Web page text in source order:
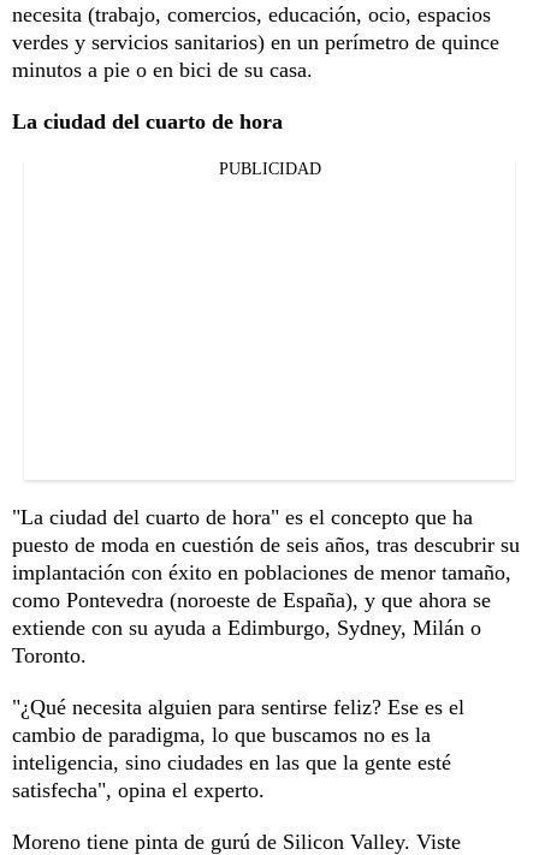
necesita (trabajo, comercios, educación, ocio, espacios
verdes y servicios sanitarios) en un perímetro de quince
minutos a pie o en bici de su casa.
La ciudad del cuarto de hora
PUBLICIDAD
"La ciudad del cuarto de hora" es el concepto que ha
puesto de moda en cuestión de seis años, tras descubrir su
implantación con éxito en poblaciones de menor tamaño,
como Pontevedra (noroeste de España), y que ahora se
extiende con su ayuda a Edimburgo, Sydney, Milán o
Toronto.
"¿Qué necesita alguien para sentirse feliz? Ese es el
cambio de paradigma, lo que buscamos no es la
inteligencia, sino ciudades en las que la gente esté
satisfecha", opina el experto.
Moreno tiene pinta de gurú de Silicon Valley. Viste